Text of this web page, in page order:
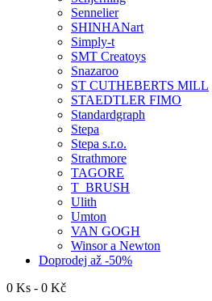
Sennelier
SHINHANart
Simply-t
SMT Creatoys
Snazaroo
ST CUTHEBERTS MILL
STAEDTLER FIMO
Standardgraph
Stepa
Stepa s.r.o.
Strathmore
TAGORE
T_BRUSH
Ulith
Umton
VAN GOGH
Winsor a Newton
Doprodej až -50%
0 Ks - 0 Kč